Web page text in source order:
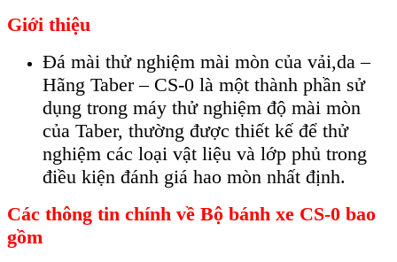
Giới thiệu
Đá mài thử nghiệm mài mòn của vải,da –
Hãng Taber – CS-0 là một thành phần sử
dụng trong máy thử nghiệm độ mài mòn
của Taber, thường được thiết kế để thử
nghiệm các loại vật liệu và lớp phủ trong
điều kiện đánh giá hao mòn nhất định.
Các thông tin chính về Bộ bánh xe CS-0 bao
gồm